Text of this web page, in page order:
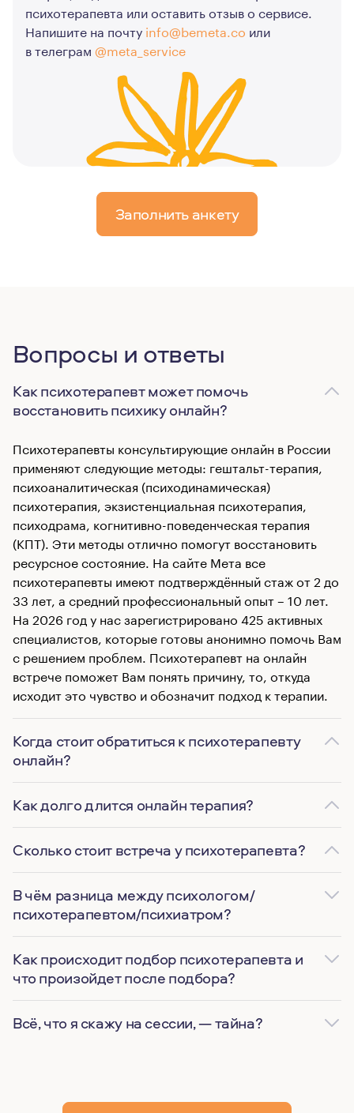
психотерапевта или оставить отзыв о сервисе.
Напишите на почту info@bemeta.co или
в телеграм @meta_service
Заполнить анкету
Вопросы и ответы
Как психотерапевт может помочь
восстановить психику онлайн?
Психотерапевты консультирующие онлайн в России
применяют следующие методы: гештальт-терапия,
психоаналитическая (психодинамическая)
психотерапия, экзистенциальная психотерапия,
психодрама, когнитивно-поведенческая терапия
(КПТ). Эти методы отлично помогут восстановить
ресурсное состояние. На сайте Мета все
психотерапевты имеют подтверждённый стаж от 2 до
33 лет, а средний профессиональный опыт – 10 лет.
На 2026 год у нас зарегистрировано 425 активных
специалистов, которые готовы анонимно помочь Вам
с решением проблем. Психотерапевт на онлайн
встрече поможет Вам понять причину, то, откуда
исходит это чувство и обозначит подход к терапии.
Когда стоит обратиться к психотерапевту
онлайн?
Как долго длится онлайн терапия?
Сколько стоит встреча у психотерапевта?
В чём разница между психологом/
психотерапевтом/психиатром?
Как происходит подбор психотерапевта и
что произойдет после подбора?
Всё, что я скажу на сессии, — тайна?